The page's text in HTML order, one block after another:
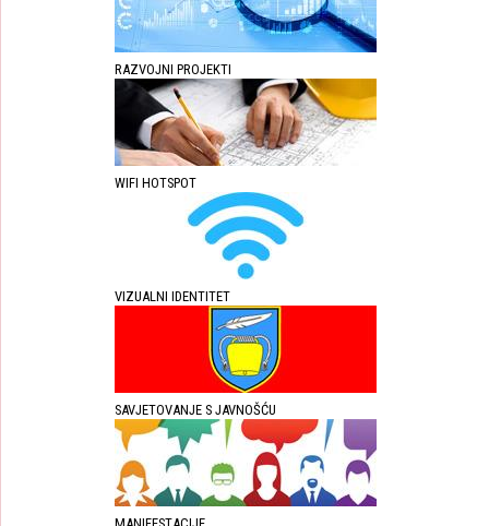
RAZVOJNI PROJEKTI
WIFI HOTSPOT
VIZUALNI IDENTITET
SAVJETOVANJE S JAVNOŠĆU